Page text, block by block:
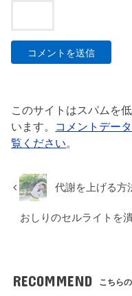
このサイトはスパムを
います。 コメントデー
覧ください。
代謝を上げる方
おしりのセルライトを
RECOMMEND こちら